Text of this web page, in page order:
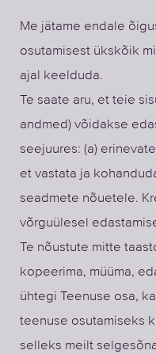
Me jätame endale
osutamisest ükskõik
ajal keelduda.
Te saate aru, et teie
andmed) võidakse
seejuures: (a)
et vastata ja
seadmete nõuetele.
võrguülesel
Te nõustute mitte
kopeerima, müüma,
ühtegi Teenuse osa,
teenuse osutamiseks
selleks meilt